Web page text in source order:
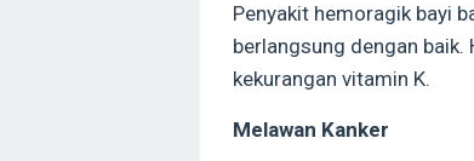
Penyakit hemoragik bayi
berlangsung dengan baik.
kekurangan vitamin K.
Melawan Kanker